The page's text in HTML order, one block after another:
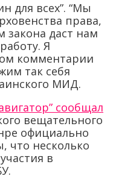
для всех”. “Мы
права,
закона даст нам
Я
комментарии
так себя
МИД.
сообщал
вещательного
официально
что несколько
в